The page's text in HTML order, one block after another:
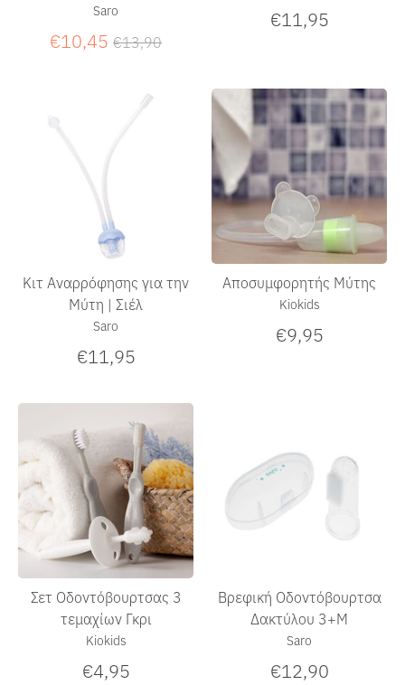
Saro
€10,45 Κανονική
€13,90
€11,95
Κιτ Αναρρόφησης για την
Μύτη | Σιέλ
Saro
€11,95
Αποσυμφορητής Μύτης
Kiokids
€9,95
Σετ Οδοντόβουρτσας 3
τεμαχίων Γκρι
Kiokids
€4,95
Βρεφική Οδοντόβουρτσα
Δακτύλου 3+Μ
Saro
€12,90